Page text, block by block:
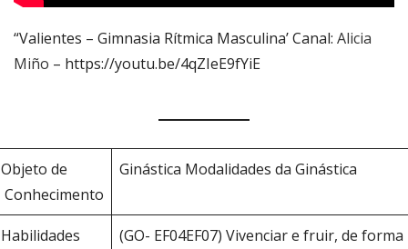
“Valientes – Gimnasia Rítmica Masculina’ Canal: Alicia
Miño – https://youtu.be/4qZIeE9fYiE
Objeto de
Conhecimento
Ginástica Modalidades da Ginástica
Habilidades
(GO- EF04EF07) Vivenciar e fruir, de forma